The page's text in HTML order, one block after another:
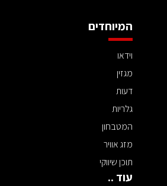
המיוחדים
וידאו
מגזין
דעות
גלריות
המטבחון
מזג אוויר
תוכן שיווקי
עוד ..